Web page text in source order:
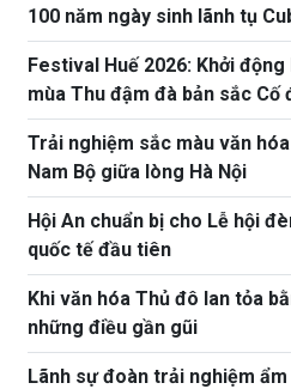
100 năm ngày sinh lãnh tụ
Castro
Festival Huế 2026: Khởi động
mùa Thu đậm đà bản sắc Cố
Trải nghiệm sắc màu văn
Nam Bộ giữa lòng Hà Nội
Hội An chuẩn bị cho Lễ hội
quốc tế đầu tiên
Khi văn hóa Thủ đô lan tỏa
những điều gần gũi
Lãnh sự đoàn trải nghiệm